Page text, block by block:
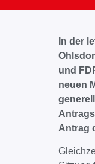
In der
und
neuen
Antrag